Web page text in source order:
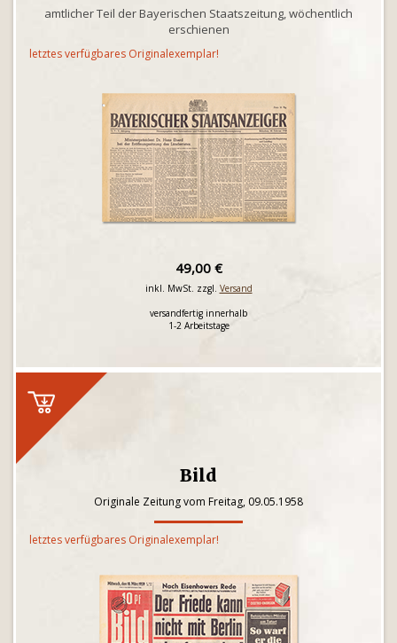
amtlicher Teil der Bayerischen Staatszeitung, wöchentlich
erschienen
letztes verfügbares Originalexemplar!
49,00 €
inkl. MwSt. zzgl. Versand
versandfertig innerhalb
1-2 Arbeitstage
Bild
Originale Zeitung vom Freitag, 09.05.1958
letztes verfügbares Originalexemplar!